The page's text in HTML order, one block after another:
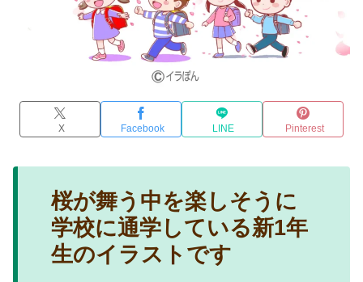
X Facebook LINE Pinterest
桜が舞う中を楽しそうに
学校に通学している新1年
生のイラストです